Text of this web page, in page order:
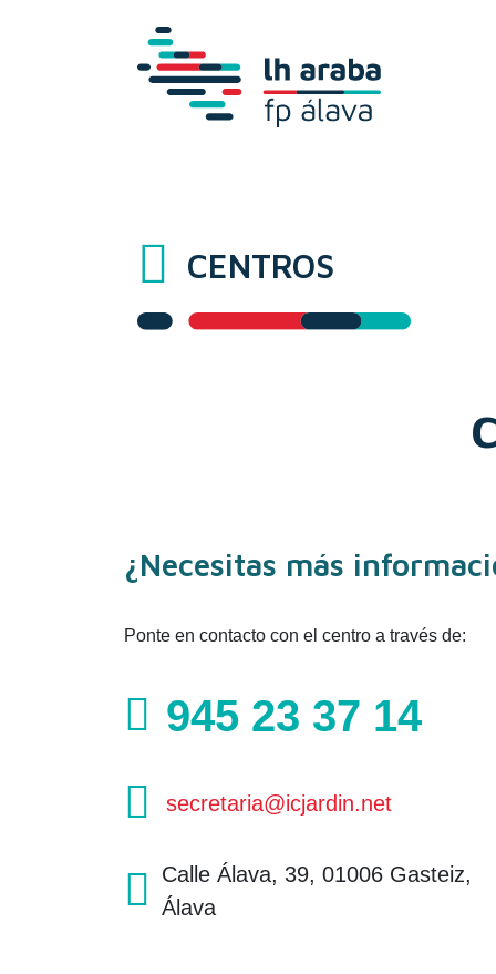
CENTROS
¿Necesitas más
Ponte en contacto con el centro a través de:
945 23 37 14
secretaria@icjardin.net
Calle Álava, 39, 01006 Gasteiz,
Álava